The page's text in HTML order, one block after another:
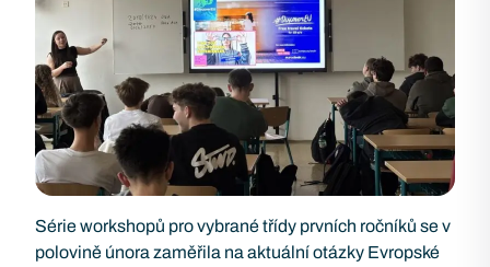
Série workshopů pro vybrané třídy prvních ročníků se v
polovině února zaměřila na aktuální otázky Evropské